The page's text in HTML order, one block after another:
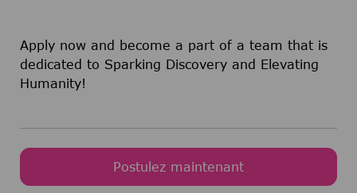
Apply now and become a part of a team that is
dedicated to Sparking Discovery and Elevating
Humanity!
Postulez maintenant